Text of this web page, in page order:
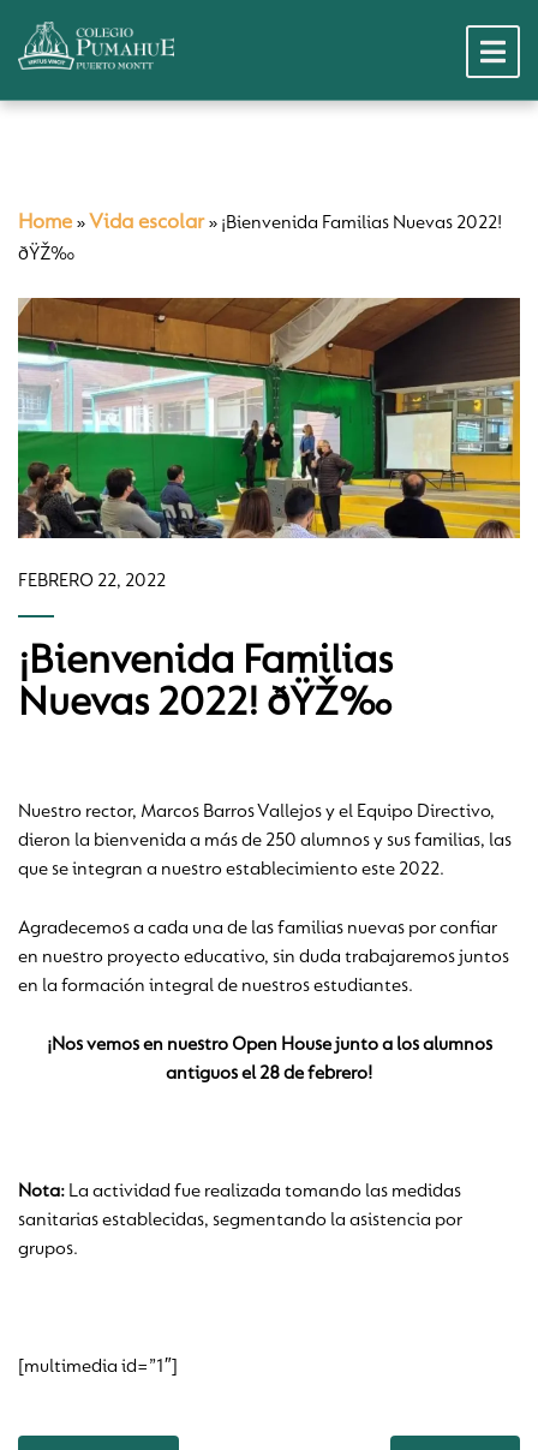
Home » Vida escolar» ¡Bienvenida Familias Nuevas 2022!
ðŸŽ‰
FEBRERO 22, 2022
¡Bienvenida Familias
Nuevas 2022! ðŸŽ‰
Nuestro rector, Marcos Barros Vallejos y el Equipo Directivo,
dieron la bienvenida a más de 250 alumnos y sus familias, las
que se integran a nuestro establecimiento este 2022.
Agradecemos a cada una de las familias nuevas por confiar
en nuestro proyecto educativo, sin duda trabajaremos juntos
en la formación integral de nuestros estudiantes.
¡Nos vemos en nuestro Open House junto a los alumnos
antiguos el 28 de febrero!
Nota: La actividad fue realizada tomando las medidas
sanitarias establecidas, segmentando la asistencia por
grupos.
[multimedia id=”1″]